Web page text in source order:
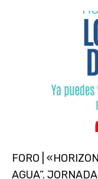
FORO |
AGUA”.